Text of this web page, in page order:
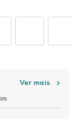
Ver mais
simetros